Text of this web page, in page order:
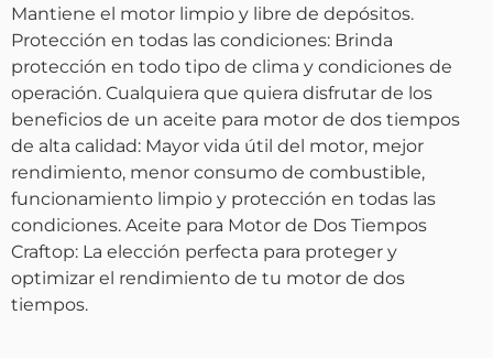
Mantiene el motor limpio y libre de depósitos.
Protección en todas las condiciones: Brinda
protección en todo tipo de clima y condiciones de
operación. Cualquiera que quiera disfrutar de los
beneficios de un aceite para motor de dos tiempos
de alta calidad: Mayor vida útil del motor, mejor
rendimiento, menor consumo de combustible,
funcionamiento limpio y protección en todas las
condiciones. Aceite para Motor de Dos Tiempos
Craftop: La elección perfecta para proteger y
optimizar el rendimiento de tu motor de dos
tiempos.